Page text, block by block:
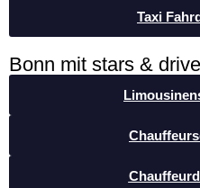
Taxi
Bonn mit stars &